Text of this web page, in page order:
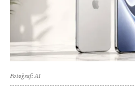
Fotoğraf: AI